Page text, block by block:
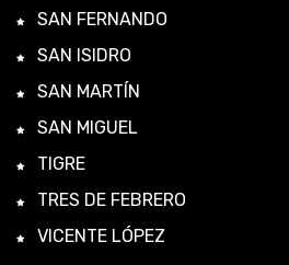
SAN FERNANDO
SAN ISIDRO
SAN MARTÍN
SAN MIGUEL
TIGRE
TRES DE FEBRERO
VICENTE LÓPEZ